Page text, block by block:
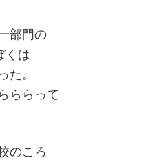
部門の
くは
。
ららって
のころ